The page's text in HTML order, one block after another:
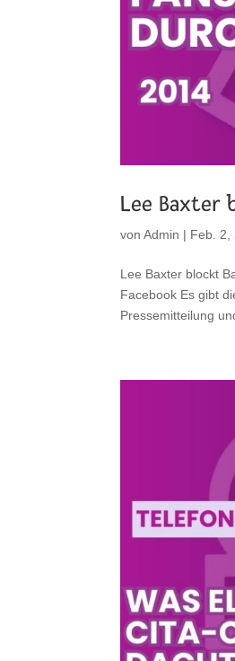
Lee Baxter
vonAdmin | Feb. 2,
Lee Baxter blockt
Facebook Es gibt
Pressemitteilung